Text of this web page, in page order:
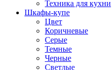
Техника для кухни
Шкафы-купе
Цвет
Коричневые
Серые
Темные
Черные
Светлые